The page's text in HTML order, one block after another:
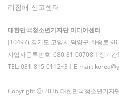
리침해 신고센터
대한민국청소년기자단 미디어센터
(10497) 경기도 고양시 덕양구 화중로
사업자등록번호: 680-81-00708ㅣ정기
TEL: 031-815-0112~3ㅣE-mail:
Copyright ⓒ 2026 대한민국청소년기자